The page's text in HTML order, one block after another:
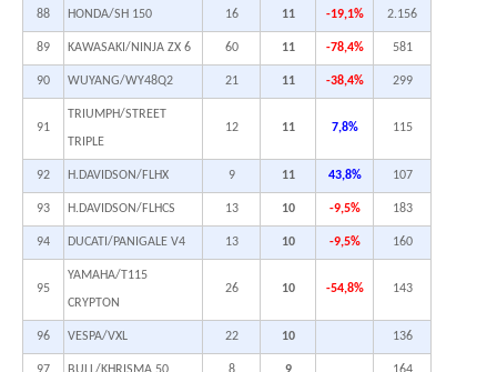
88 HONDA/SH 150 16 11 -19,1% 2.156
89 KAWASAKI/NINJA ZX 6 60 11 -78,4% 581
90 WUYANG/WY48Q2 21 11 -38,4% 299
91
TRIUMPH/STREET
TRIPLE
12 11 7,8% 115
92 H.DAVIDSON/FLHX 9 11 43,8% 107
93 H.DAVIDSON/FLHCS 13 10 -9,5% 183
94 DUCATI/PANIGALE V4 13 10 -9,5% 160
95
YAMAHA/T115
CRYPTON
26 10 -54,8% 143
96 VESPA/VXL 22 10 136